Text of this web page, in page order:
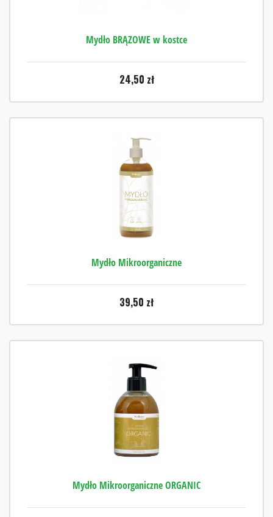
Mydło BRĄZOWE w kostce
24,50 zł
Mydło Mikroorganiczne
39,50 zł
Mydło Mikroorganiczne ORGANIC